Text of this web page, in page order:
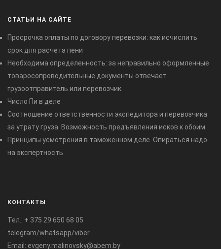
СТАТЬИ НА САЙТЕ
Просрочка оплаты по договору перевозки: как исчислить
срок для расчета пени
Необходима определенность: за неправильно оформленные
товаросопроводительные документы отвечает
грузоотправитель или перевозчик
Число Пи в деле
Соотношение ответственности экспедитора и перевозчика
за утрату груза. Возможность предъявления исков к обоим
Принципы усмотрения в таможенном деле. Опираться надо
на экспертность
КОНТАКТЫ
Тел.: + 375 29 650 68 05
telegram/whatsapp/viber
Email: evgeny.malinovsky@abem.by